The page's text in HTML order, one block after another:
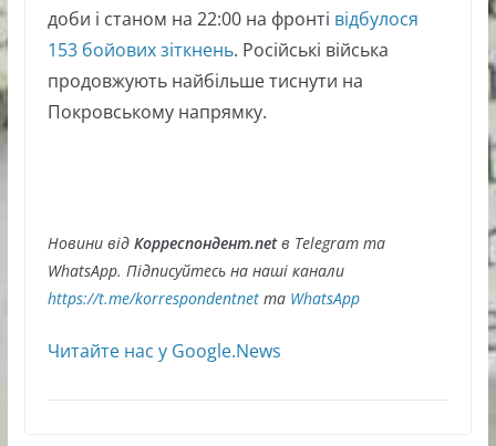
доби і станом на 22:00 на фронті відбулося
153 бойових зіткнень. Російські війська
продовжують найбільше тиснути на
Покровському напрямку.
Новини відКорреспондент.netв Telegram та
WhatsApp. Підписуйтесь на наші канали
https://t.me/korrespondentnetта WhatsApp
Читайте нас у Google.News